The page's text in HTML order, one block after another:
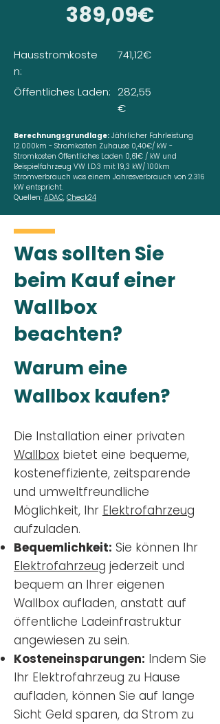
389,09€
Hausstromkoste
n:
Öffentliches Laden:
741,12€
282,55
€
Berechnungsgrundlage: Jährlicher Fahrleistung
12.000km - Stromkosten Zuhause 0,40€/ kW -
Stromkosten Öffentliches Laden 0,61€ / kW und
Beispielfahrzeug VW I.D.3 mit 19,3 kW/ 100km
Stromverbrauch was einem Jahresverbrauch von 2.316
kW entspricht.
Quellen: ADAC, Check24
Was sollten Sie
beim Kauf einer
Wallbox
beachten?
Warum eine
Wallbox kaufen?
Die Installation einer privaten
Wallbox bietet eine bequeme,
kosteneffiziente, zeitsparende
und umweltfreundliche
Möglichkeit, Ihr Elektrofahrzeug
aufzuladen.
Bequemlichkeit: Sie können Ihr
Elektrofahrzeug jederzeit und
bequem an Ihrer eigenen
Wallbox aufladen, anstatt auf
öffentliche Ladeinfrastruktur
angewiesen zu sein.
Kosteneinsparungen: Indem Sie
Ihr Elektrofahrzeug zu Hause
aufladen, können Sie auf lange
Sicht Geld sparen, da Strom zu